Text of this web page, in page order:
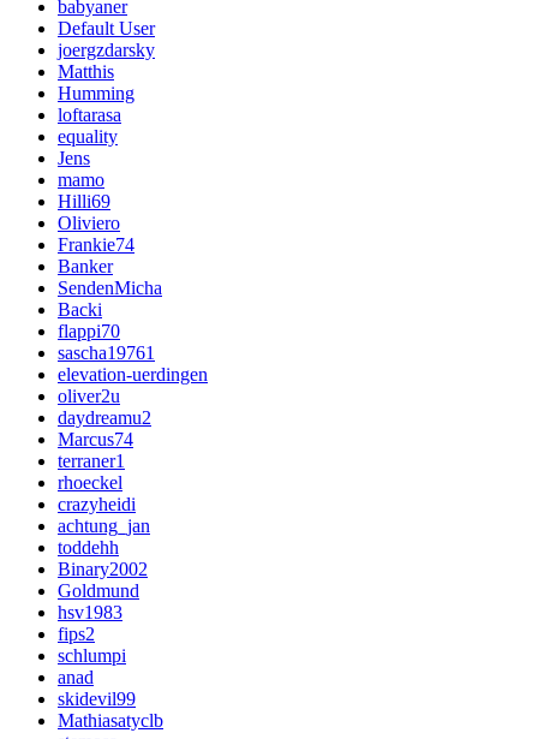
babyaner
Default User
joergzdarsky
Matthis
Humming
loftarasa
equality
Jens
mamo
Hilli69
Oliviero
Frankie74
Banker
SendenMicha
Backi
flappi70
sascha19761
elevation-uerdingen
oliver2u
daydreamu2
Marcus74
terraner1
rhoeckel
crazyheidi
achtung_jan
toddehh
Binary2002
Goldmund
hsv1983
fips2
schlumpi
anad
skidevil99
Mathiasatyclb